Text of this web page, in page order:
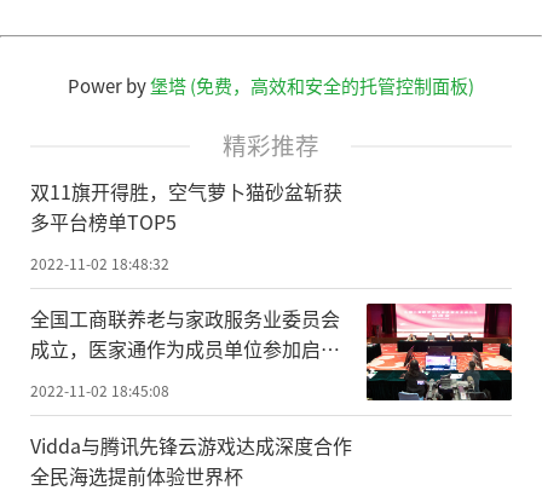
Power by堡塔 (免费，高效和安全的托管控制面板)
精彩推荐
双11旗开得胜，空气萝卜猫砂盆斩获
多平台榜单TOP5
2022-11-02 18:48:32
全国工商联养老与家政服务业委员会
成立，医家通作为成员单位参加启动
会
2022-11-02 18:45:08
Vidda与腾讯先锋云游戏达成深度合作
全民海选提前体验世界杯